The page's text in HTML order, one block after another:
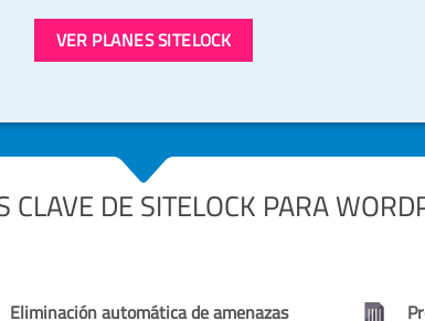
VER PLANES SITELOCK
CLAVE DE SITELOCK PARA
Eliminación automática de amenazas